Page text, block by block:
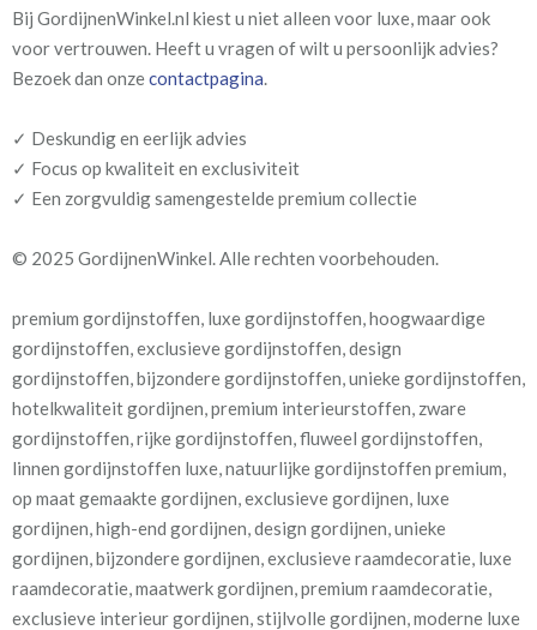
Bij GordijnenWinkel.nl kiest u niet alleen voor luxe, maar ook
voor vertrouwen. Heeft u vragen of wilt u persoonlijk advies?
Bezoek dan onzecontactpagina.
✓ Deskundig en eerlijk advies
✓ Focus op kwaliteit en exclusiviteit
✓ Een zorgvuldig samengestelde premium collectie
© 2025 GordijnenWinkel. Alle rechten voorbehouden.
premium gordijnstoffen, luxe gordijnstoffen, hoogwaardige
gordijnstoffen, exclusieve gordijnstoffen, design
gordijnstoffen, bijzondere gordijnstoffen, unieke gordijnstoffen,
hotelkwaliteit gordijnen, premium interieurstoffen, zware
gordijnstoffen, rijke gordijnstoffen, fluweel gordijnstoffen,
linnen gordijnstoffen luxe, natuurlijke gordijnstoffen premium,
op maat gemaakte gordijnen, exclusieve gordijnen, luxe
gordijnen, high-end gordijnen, design gordijnen, unieke
gordijnen, bijzondere gordijnen, exclusieve raamdecoratie, luxe
raamdecoratie, maatwerk gordijnen, premium raamdecoratie,
exclusieve interieur gordijnen, stijlvolle gordijnen, moderne luxe